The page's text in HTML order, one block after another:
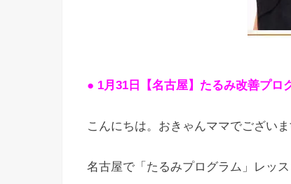
● 1月31日【名古屋】たるみ改善プロ
こんにちは。おきゃんママでございま
名古屋で「たるみプログラム」レッス